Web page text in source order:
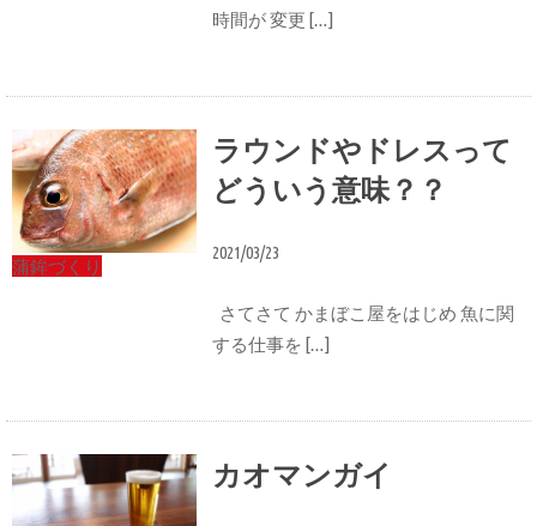
時間が 変更 […]
蒲鉾づくり
ラウンドやドレスって
どういう意味？？
2021/03/23
さてさて かまぼこ屋をはじめ 魚に関
する仕事を […]
カオマンガイ